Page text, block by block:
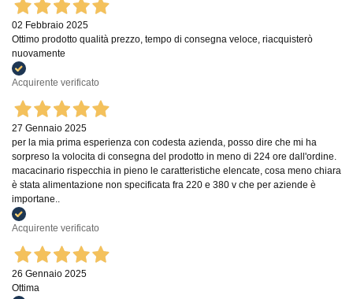
02 Febbraio 2025
Ottimo prodotto qualità prezzo, tempo di consegna veloce, riacquisterò
nuovamente
Acquirente verificato
27 Gennaio 2025
per la mia prima esperienza con codesta azienda, posso dire che mi ha
sorpreso la volocita di consegna del prodotto in meno di 224 ore dall'ordine.
macacinario rispecchia in pieno le caratteristiche elencate, cosa meno chiara
è stata alimentazione non specificata fra 220 e 380 v che per aziende è
importane..
Acquirente verificato
26 Gennaio 2025
Ottima